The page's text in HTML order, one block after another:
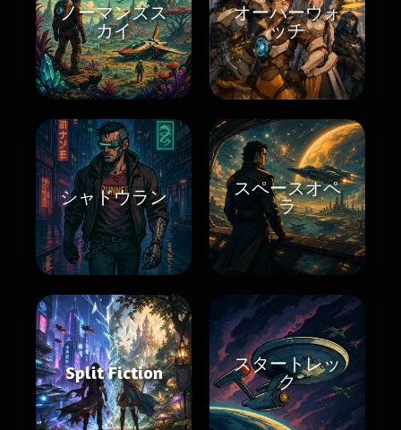
ノーマンズス
カイ
オーバーウォ
ッチ
シャドウラン
スペースオペ
ラ
Split Fiction
スタートレッ
ク